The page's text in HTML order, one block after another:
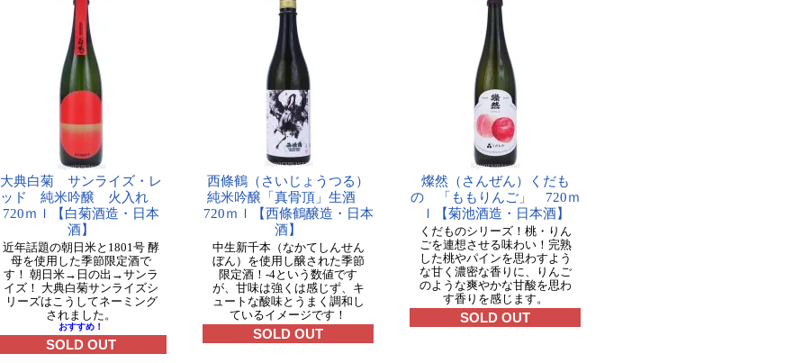
大典白菊 サンライズ・レ
ッド 純米吟醸 火入れ
720ｍｌ【白菊酒造・日本
酒】
近年話題の朝日米と1801号 酵
母を使用した季節限定酒で
す！ 朝日米→日の出→サンラ
イズ！ 大典白菊サンライズシ
リーズはこうしてネーミング
されました。
おすすめ！
SOLD OUT
西條鶴（さいじょうつる）
純米吟醸「真骨頂」生酒
720ｍｌ【西條鶴醸造・日本
酒】
中生新千本（なかてしんせん
ぼん）を使用し醸された季節
限定酒！-4という数値です
が、甘味は強くは感じず、キ
ュートな酸味とうまく調和し
ているイメージです！
SOLD OUT
燦然（さんぜん）くだも
の 「ももりんご」 720ｍ
ｌ【菊池酒造・日本酒】
くだものシリーズ！桃・りん
ごを連想させる味わい！完熟
した桃やパインを思わすよう
な甘く濃密な香りに、りんご
のような爽やかな甘酸を思わ
す香りを感じます。
SOLD OUT